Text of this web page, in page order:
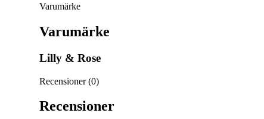
Halsband Barn
Kedjor
Berlocker
Varumärke
Varumärke
Lilly & Rose
Recensioner (0)
Recensioner